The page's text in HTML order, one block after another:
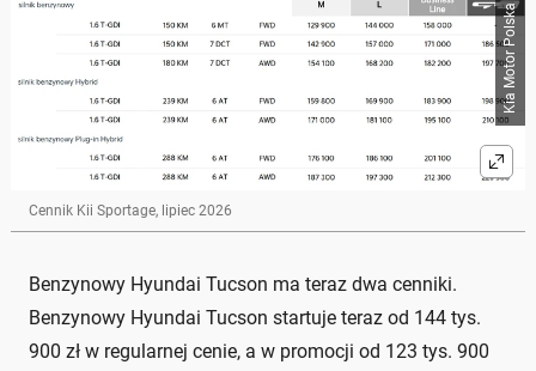
Kia Motor Polska
Cennik Kii Sportage, lipiec 2026
Benzynowy Hyundai Tucson ma teraz dwa cenniki.
Benzynowy Hyundai Tucson startuje teraz od 144 tys.
900 zł w regularnej cenie, a w promocji od 123 tys. 900